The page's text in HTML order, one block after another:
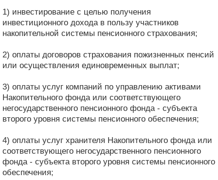
1) инвестирование с целью получения
инвестиционного дохода в пользу участников
накопительной системы пенсионного страхования;
2) оплаты договоров страхования пожизненных пенсий
или осуществления единовременных выплат;
3) оплаты услуг компаний по управлению активами
Накопительного фонда или соответствующего
негосударственного пенсионного фонда - субъекта
второго уровня системы пенсионного обеспечения;
4) оплаты услуг хранителя Накопительного фонда или
соответствующего негосударственного пенсионного
фонда - субъекта второго уровня системы пенсионного
обеспечения;